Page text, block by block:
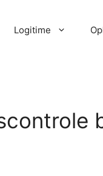
Logitime